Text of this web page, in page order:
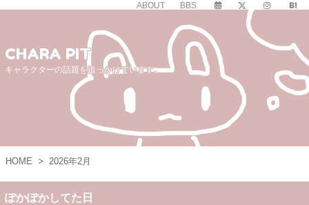
ABOUT BBS
CHARA PIT
キャラクターの話題を追っかけています。
HOME > 2026年2月
ぽかぽかしてた日